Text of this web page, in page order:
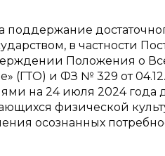
в частности
Положения о
(ГТО) и ФЗ № 329 от
на 24 июля 2024 года
физической
осознанных